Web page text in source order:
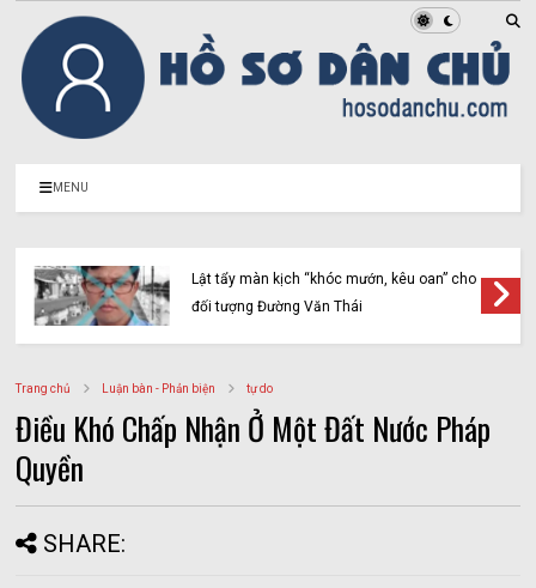
MENU
Lật tẩy màn kịch “khóc mướn, kêu oan” cho
đối tượng Đường Văn Thái
Trang chủ Luận bàn - Phản biện tự do
Điều Khó Chấp Nhận Ở Một Đất Nước Pháp
Quyền
SHARE: